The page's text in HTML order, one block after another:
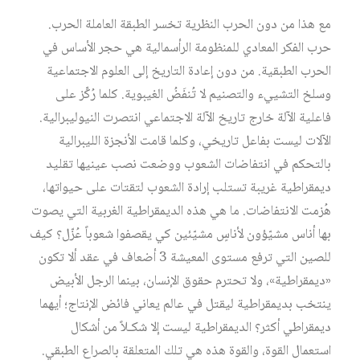
مع هذا من دون الحرب النظرية تخسر الطبقة العاملة الحرب.
حرب الفكر المعادي للمنظومة الرأسمالية هي حجر الأساس في
الحرب الطبقية. من دون إعادة التاريخ إلى العلوم الاجتماعية
وسلخ التشييء والتصنيم لا تُنفَضُ الغيبوية. كلما رُكِّز على
فاعلية الآلة خارج تاريخ الآلة الاجتماعي انتصرت النيوليبرالية.
الآلات ليست بفاعل تاريخي، وكلما قامت الأنجزة الليبرالية
بالتحكم في انتفاضات الشعوب ووضعت نصب عينيها تقليد
ديمقراطية غريبة تستلب إرادة الشعوب لتقتات على حيواتها،
هُزمت الانتفاضات. ما هي هذه الديمقراطية الغربية التي يصوت
بها أناس مشيّؤون لأناسٍ مشيّئين كي يقصفوا شعوباً عُزّل؟ كيف
للصين التي ترفع مستوى المعيشة 3 أضعاف في عقد ألا تكون
«ديمقراطية»، ولا تحترم حقوق الإنسان، بينما الرجل الأبيض
ينتخب بديمقراطية ليقتل في عالم يعاني فائض الإنتاج؛ أيهما
ديمقراطي أكثر؟ الديمقراطية ليست إلا شكـلاً من أشكال
استعمال القوة، والقوة هذه هي تلك المتعلقة بالصراع الطبقي.